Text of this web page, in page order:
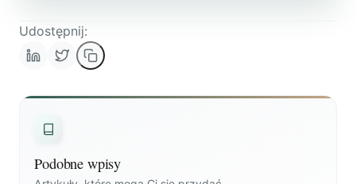
Udostępnij:
Podobne wpisy